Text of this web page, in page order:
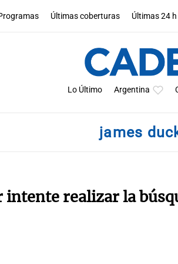
Últimas coberturas Últimas 24 h
Lo Último Argentina
james
intente realizar la